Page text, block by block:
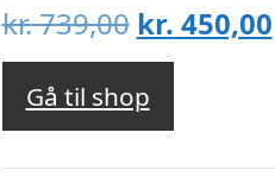
kr.739,00 Den
oprindelige
pris
var:
kr. 739,00.
kr. 450,00
Gå til shop